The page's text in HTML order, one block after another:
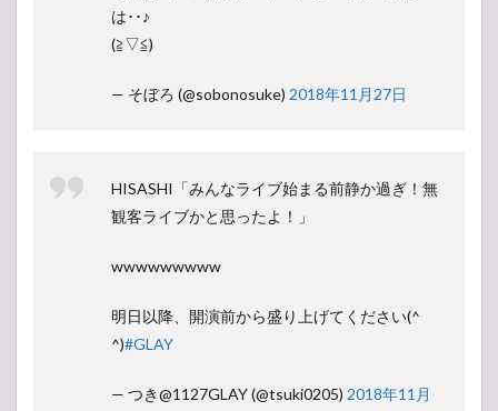
は･･♪
(≧▽≦)
— そぼろ (@sobonosuke) 2018年11月27日
HISASHI「みんなライブ始まる前静か過ぎ！無
観客ライブかと思ったよ！」
wwwwwwwww
明日以降、開演前から盛り上げてください(^
^)#GLAY
— つき@1127GLAY (@tsuki0205) 2018年11月